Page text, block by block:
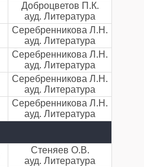
Доброцветов П.К.
ауд. Литература
Серебренникова Л.Н.
ауд. Литература
Серебренникова Л.Н.
ауд. Литература
Серебренникова Л.Н.
ауд. Литература
Серебренникова Л.Н.
ауд. Литература
Стеняев О.В.
ауд. Литература